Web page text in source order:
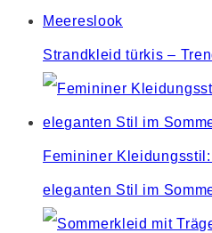
Strandkleid türkis –
Femininer
eleganten Stil im